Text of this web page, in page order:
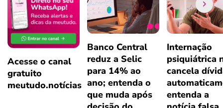
Acesse o canal
gratuito
meutudo.notícias
Banco Central
reduz a Selic
para 14% ao
ano; entenda o
que muda após
Internação
psiquiátrica
cancela
entenda a